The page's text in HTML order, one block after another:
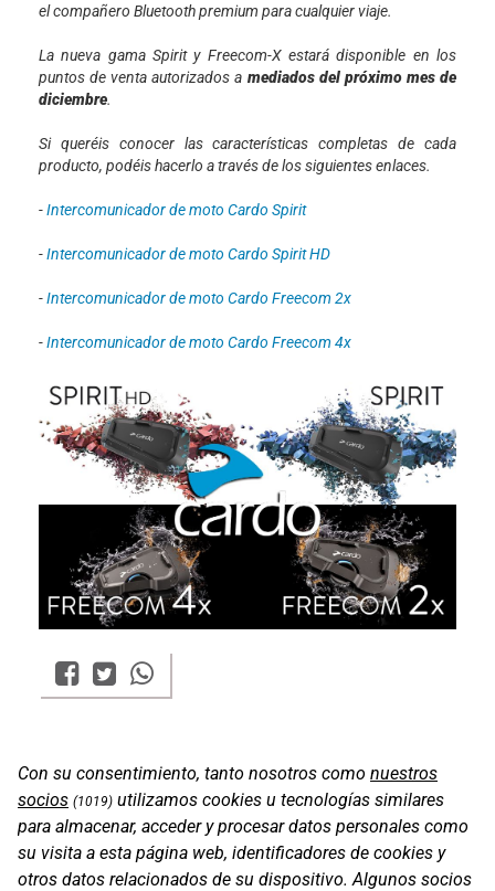
el compañero Bluetooth premium para cualquier viaje.
La nueva gama Spirit y Freecom-X estará disponible en los
puntos de venta autorizados a mediados del próximo mes de
diciembre.
Si queréis conocer las características completas de cada
producto, podéis hacerlo a través de los siguientes enlaces.
-Intercomunicador de moto Cardo Spirit
-Intercomunicador de moto Cardo Spirit HD
-Intercomunicador de moto Cardo Freecom 2x
-Intercomunicador de moto Cardo Freecom 4x
Con su consentimiento, tanto nosotros como nuestros
socios (1019) utilizamos cookies u tecnologías similares
para almacenar, acceder y procesar datos personales como
su visita a esta página web, identificadores de cookies y
otros datos relacionados de su dispositivo. Algunos socios